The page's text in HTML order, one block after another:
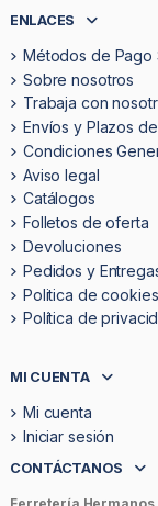
ENLACES
Métodos de Pago
Sobre nosotros
Trabaja con
Envíos y Plazos
Condiciones
Aviso legal
Catálogos
Folletos de oferta
Devoluciones
Pedidos y
Politica de cookies
Política de
MI CUENTA
Mi cuenta
Iniciar sesión
CONTÁCTANOS